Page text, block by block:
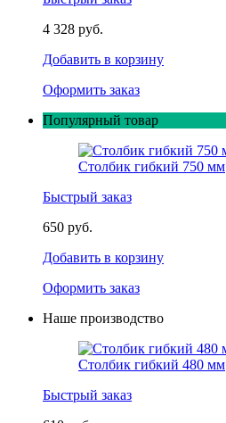
4 328 руб.
Добавить в корзину
Оформить заказ
Популярный товар
Столбик гибкий 750 мм
Быстрый заказ
650 руб.
Добавить в корзину
Оформить заказ
Наше производство
Столбик гибкий 480 мм
Быстрый заказ